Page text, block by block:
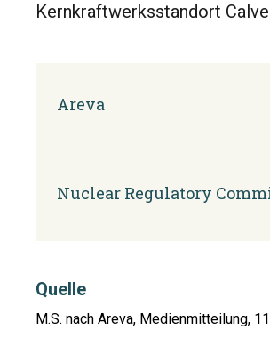
Kernkraftwerksstandort
Areva
Nuclear Regulatory
Quelle
M.S. nach Areva, Medienmitteilung,